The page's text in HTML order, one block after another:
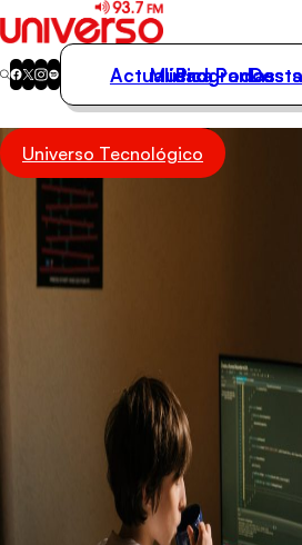
Actualidad
Música
Programas
Podcasts
Destacados
Actualidad
Música
Programas
Podcasts
Universo Tecnológico